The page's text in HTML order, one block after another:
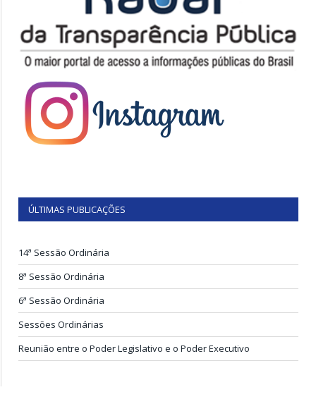
ÚLTIMAS PUBLICAÇÕES
14ª Sessão Ordinária
8ª Sessão Ordinária
6ª Sessão Ordinária
Sessões Ordinárias
Reunião entre o Poder Legislativo e o Poder Executivo